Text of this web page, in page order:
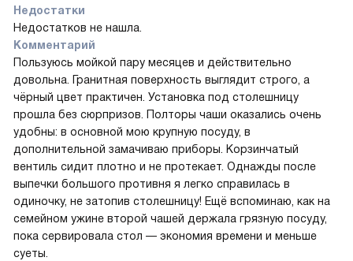
Недостатки
Недостатков не нашла.
Комментарий
Пользуюсь мойкой пару месяцев и действительно
довольна. Гранитная поверхность выглядит строго, а
чёрный цвет практичен. Установка под столешницу
прошла без сюрпризов. Полторы чаши оказались очень
удобны: в основной мою крупную посуду, в
дополнительной замачиваю приборы. Корзинчатый
вентиль сидит плотно и не протекает. Однажды после
выпечки большого противня я легко справилась в
одиночку, не затопив столешницу! Ещё вспоминаю, как на
семейном ужине второй чашей держала грязную посуду,
пока сервировала стол — экономия времени и меньше
суеты.